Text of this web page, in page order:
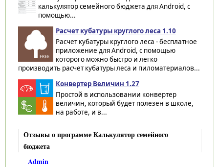
калькулятор семейного бюджета для Android, с
помощью...
Расчет кубатуры круглого леса 1.10
Расчет кубатуры круглого леса - бесплатное
приложение для Android, с помощью
которого можно быстро и легко
производить расчет кубатуры леса и пиломатериалов...
Конвертер Величин 1.27
Простой в использовании конвертер
величин, который будет полезен в школе,
на работе, и в...
Отзывы о программе Калькулятор семейного
бюджета
Admin